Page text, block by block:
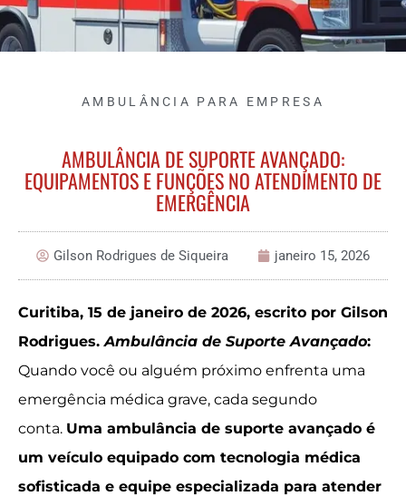
AMBULÂNCIA PARA EMPRESA
AMBULÂNCIA DE SUPORTE AVANÇADO:
EQUIPAMENTOS E FUNÇÕES NO ATENDIMENTO DE
EMERGÊNCIA
Gilson Rodrigues de Siqueira janeiro 15, 2026
Curitiba, 15 de janeiro de 2026, escrito por Gilson
Rodrigues.Ambulância de Suporte Avançado:
Quando você ou alguém próximo enfrenta uma
emergência médica grave, cada segundo
conta. Uma ambulância de suporte avançado é
um veículo equipado com tecnologia médica
sofisticada e equipe especializada para atender